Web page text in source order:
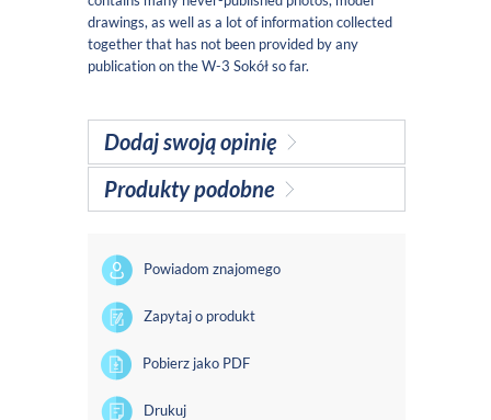
drawings, as well as a lot of information collected
together that has not been provided by any
publication on the W-3 Sokół so far.
Dodaj swoją opinię
Produkty podobne
Powiadom znajomego
Zapytaj o produkt
Pobierz jako PDF
Drukuj